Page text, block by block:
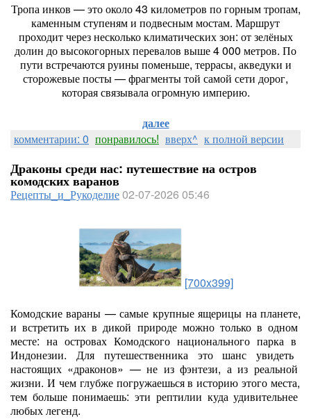
Тропаинков — этооколо43 километров погорнымтропам,
каменнымступенями подвесныммостам. Маршрут
проходитчерезнесколькоклиматическихзон: отзелёных
долин довысокогорныхперевалов выше4000 метров. По
пути встречаютсяруиныпоменьше, террасы, акведуки и
сторожевыепосты— фрагментытой самой сети дорог,
котораясвязывалаогромнуюимперию.
далее
комментарии: 0 понравилось! вверх^ к полной версии
Драконы среди нас: путешествие на остров
комодских варанов
Рецепты_и_Рукоделие02-07-2026 05:46
[700x399]
Комодские вараны — самые крупныеящерицы напланете,
и встретить их в дикой природеможнотольков одном
месте: на островах Комодского национального парка в
Индонезии. Дляпутешественникаэтошанс увидеть
настоящих «драконов» — не изфэнтези, аиз реальной
жизни. И чемглубжепогружаешьсяв историю этого места,
тем большепонимаешь: эти рептилии кудаудивительнее
любыхлегенд.